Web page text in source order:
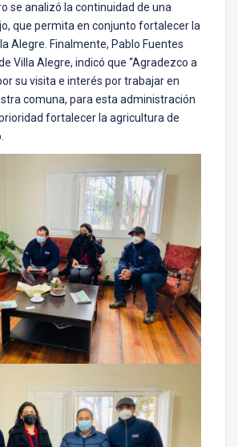
se analizó la continuidad de una
que permita en conjunto fortalecer la
Alegre. Finalmente, Pablo Fuentes
Villa Alegre, indicó que “Agradezco a
su visita e interés por trabajar en
comuna, para esta administración
fortalecer la agricultura de